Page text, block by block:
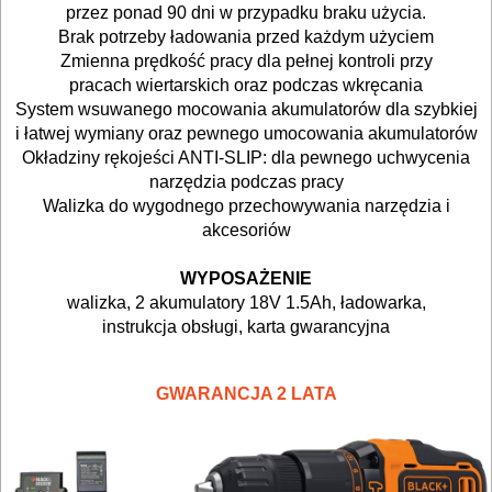
lutownice
mieszarki
młotowiertarki
sds-
młotowiertarki
plus
nitownice
nożyce
przez ponad 90 dni w przypadku braku użycia.
Brak potrzeby ładowania przed każdym użyciem
Zmienna prędkość pracy dla pełnej kontroli przy
pracach wiertarskich oraz podczas wkręcania
System wsuwanego mocowania akumulatorów dla szybkiej
i łatwej wymiany oraz pewnego umocowania akumulatorów
Okładziny rękojeści ANTI-SLIP: dla pewnego uchwycenia
narzędzia podczas pracy
Walizka do wygodnego przechowywania narzędzia i
akcesoriów
WYPOSAŻENIE
walizka, 2 akumulatory 18V 1.5Ah, ładowarka,
instrukcja obsługi, karta gwarancyjna
GWARANCJA 2 LATA